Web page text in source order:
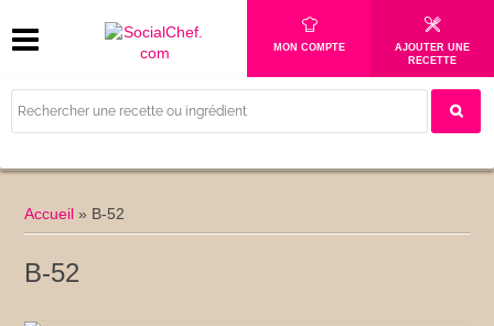
MON COMPTE
AJOUTER UNE
RECETTE
Accueil » B-52
B-52